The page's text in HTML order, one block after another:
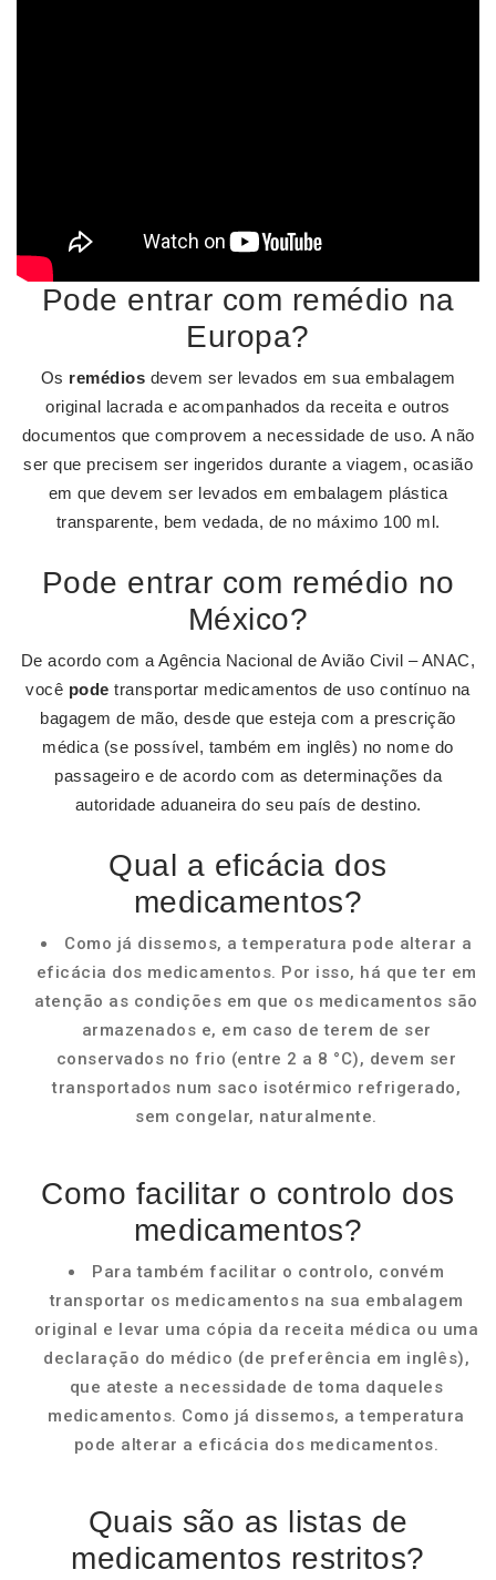
Pode entrar com remédio na
Europa?
Os remédios devem ser levados em sua embalagem
original lacrada e acompanhados da receita e outros
documentos que comprovem a necessidade de uso. A não
ser que precisem ser ingeridos durante a viagem, ocasião
em que devem ser levados em embalagem plástica
transparente, bem vedada, de no máximo 100 ml.
Pode entrar com remédio no
México?
De acordo com a Agência Nacional de Avião Civil – ANAC,
você pode transportar medicamentos de uso contínuo na
bagagem de mão, desde que esteja com a prescrição
médica (se possível, também em inglês) no nome do
passageiro e de acordo com as determinações da
autoridade aduaneira do seu país de destino.
Qual a eficácia dos
medicamentos?
Como já dissemos, a temperatura pode alterar a
eficácia dos medicamentos. Por isso, há que ter em
atenção as condições em que os medicamentos são
armazenados e, em caso de terem de ser
conservados no frio (entre 2 a 8 °C), devem ser
transportados num saco isotérmico refrigerado,
sem congelar, naturalmente.
Como facilitar o controlo dos
medicamentos?
Para também facilitar o controlo, convém
transportar os medicamentos na sua embalagem
original e levar uma cópia da receita médica ou uma
declaração do médico (de preferência em inglês),
que ateste a necessidade de toma daqueles
medicamentos. Como já dissemos, a temperatura
pode alterar a eficácia dos medicamentos.
Quais são as listas de
medicamentos restritos?